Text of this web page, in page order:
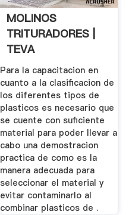
MOLINOS
TRITURADORES |
TEVA
DISTRIBUIDORA SA
DE CV
Para la capacitacion en
cuanto a la clasificacion de
los diferentes tipos de
plasticos es necesario que
se cuente con suficiente
material para poder llevar a
cabo una demostracion
practica de como es la
manera adecuada para
seleccionar el material y
evitar contaminarlo al
combinar plasticos de .